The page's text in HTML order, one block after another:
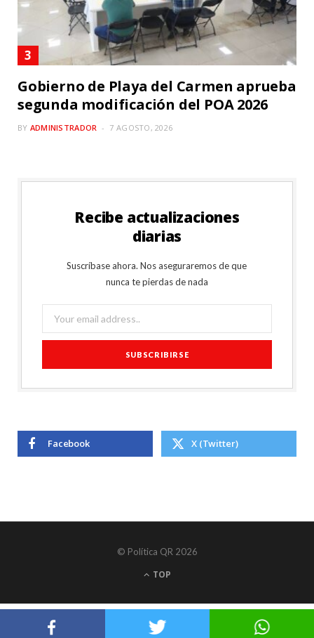
Gobierno de Playa del Carmen aprueba
segunda modificación del POA 2026
BY ADMINISTRADOR 7 AGOSTO, 2026
Recibe actualizaciones
diarias
Suscríbase ahora. Nos aseguraremos de que
nunca te pierdas de nada
Facebook X (Twitter)
© Política QR 2026
TOP